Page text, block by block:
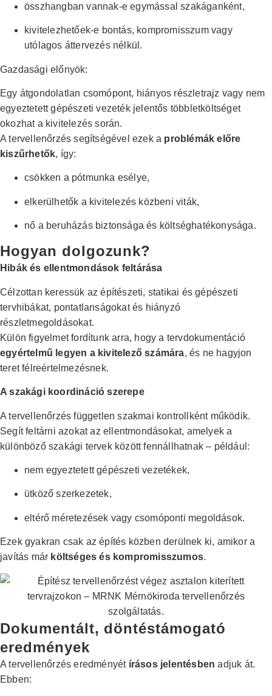
összhangban vannak-e egymással szakáganként,
kivitelezhetőek-e bontás, kompromisszum vagy
utólagos áttervezés nélkül.
Gazdasági előnyök:
Egy átgondolatlan csomópont, hiányos részletrajz vagy nem
egyeztetett gépészeti vezeték jelentős többletköltséget
okozhat a kivitelezés során.
A tervellenőrzés segítségével ezek a problémák előre
kiszűrhetők, így:
csökken a pótmunka esélye,
elkerülhetők a kivitelezés közbeni viták,
nő a beruházás biztonsága és költséghatékonysága.
Hogyan dolgozunk?
Hibák és ellentmondások feltárása
Célzottan keressük az építészeti, statikai és gépészeti
tervhibákat, pontatlanságokat és hiányzó
részletmegoldásokat.
Külön figyelmet fordítunk arra, hogy a tervdokumentáció
egyértelmű legyen a kivitelező számára, és ne hagyjon
teret félreértelmezésnek.
A szakági koordináció szerepe
A tervellenőrzés független szakmai kontrollként működik.
Segít feltárni azokat az ellentmondásokat, amelyek a
különböző szakági tervek között fennállhatnak – például:
nem egyeztetett gépészeti vezetékek,
ütköző szerkezetek,
eltérő méretezések vagy csomóponti megoldások.
Ezek gyakran csak az építés közben derülnek ki, amikor a
javítás már költséges és kompromisszumos.
Dokumentált, döntéstámogató
eredmények
A tervellenőrzés eredményét írásos jelentésben adjuk át.
Ebben: